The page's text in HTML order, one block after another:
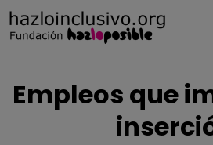
Empleos que